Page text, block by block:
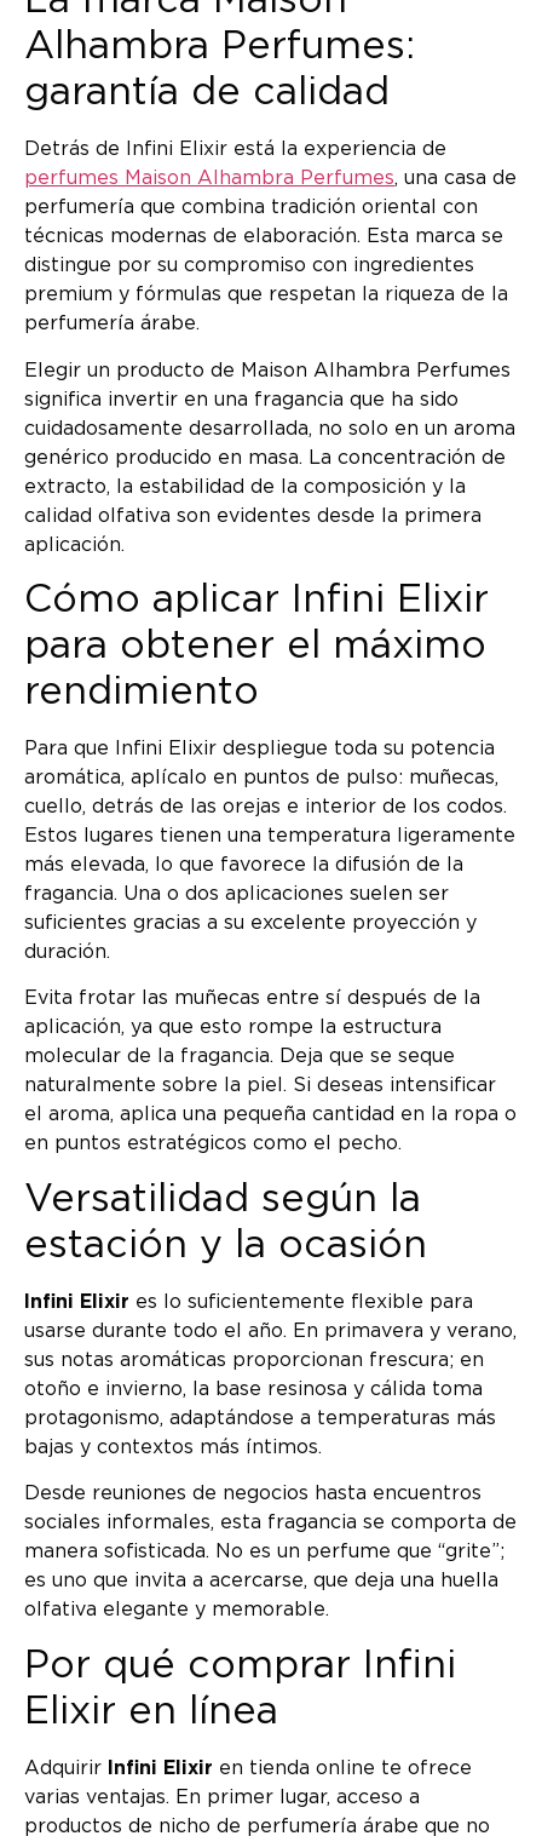
Alhambra Perfumes:
garantía de calidad
Detrás de Infini Elixir está la experiencia de
perfumes Maison Alhambra Perfumes, una casa de
perfumería que combina tradición oriental con
técnicas modernas de elaboración. Esta marca se
distingue por su compromiso con ingredientes
premium y fórmulas que respetan la riqueza de la
perfumería árabe.
Elegir un producto de Maison Alhambra Perfumes
significa invertir en una fragancia que ha sido
cuidadosamente desarrollada, no solo en un aroma
genérico producido en masa. La concentración de
extracto, la estabilidad de la composición y la
calidad olfativa son evidentes desde la primera
aplicación.
Cómo aplicar Infini Elixir
para obtener el máximo
rendimiento
Para que Infini Elixir despliegue toda su potencia
aromática, aplícalo en puntos de pulso: muñecas,
cuello, detrás de las orejas e interior de los codos.
Estos lugares tienen una temperatura ligeramente
más elevada, lo que favorece la difusión de la
fragancia. Una o dos aplicaciones suelen ser
suficientes gracias a su excelente proyección y
duración.
Evita frotar las muñecas entre sí después de la
aplicación, ya que esto rompe la estructura
molecular de la fragancia. Deja que se seque
naturalmente sobre la piel. Si deseas intensificar
el aroma, aplica una pequeña cantidad en la ropa o
en puntos estratégicos como el pecho.
Versatilidad según la
estación y la ocasión
Infini Elixir es lo suficientemente flexible para
usarse durante todo el año. En primavera y verano,
sus notas aromáticas proporcionan frescura; en
otoño e invierno, la base resinosa y cálida toma
protagonismo, adaptándose a temperaturas más
bajas y contextos más íntimos.
Desde reuniones de negocios hasta encuentros
sociales informales, esta fragancia se comporta de
manera sofisticada. No es un perfume que “grite”;
es uno que invita a acercarse, que deja una huella
olfativa elegante y memorable.
Por qué comprar Infini
Elixir en línea
Adquirir Infini Elixir en tienda online te ofrece
varias ventajas. En primer lugar, acceso a
productos de nicho de perfumería árabe que no